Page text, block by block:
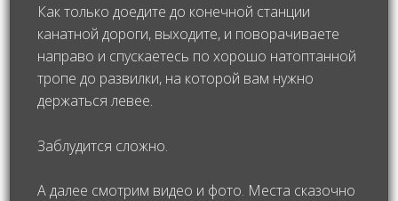
Как только доедите до конечной станции
канатной дороги, выходите, и поворачиваете
направо и спускаетесь по хорошо натоптанной
тропе до развилки, на которой вам нужно
держаться левее.
Заблудится сложно.
А далее смотрим видео и фото. Места сказочно